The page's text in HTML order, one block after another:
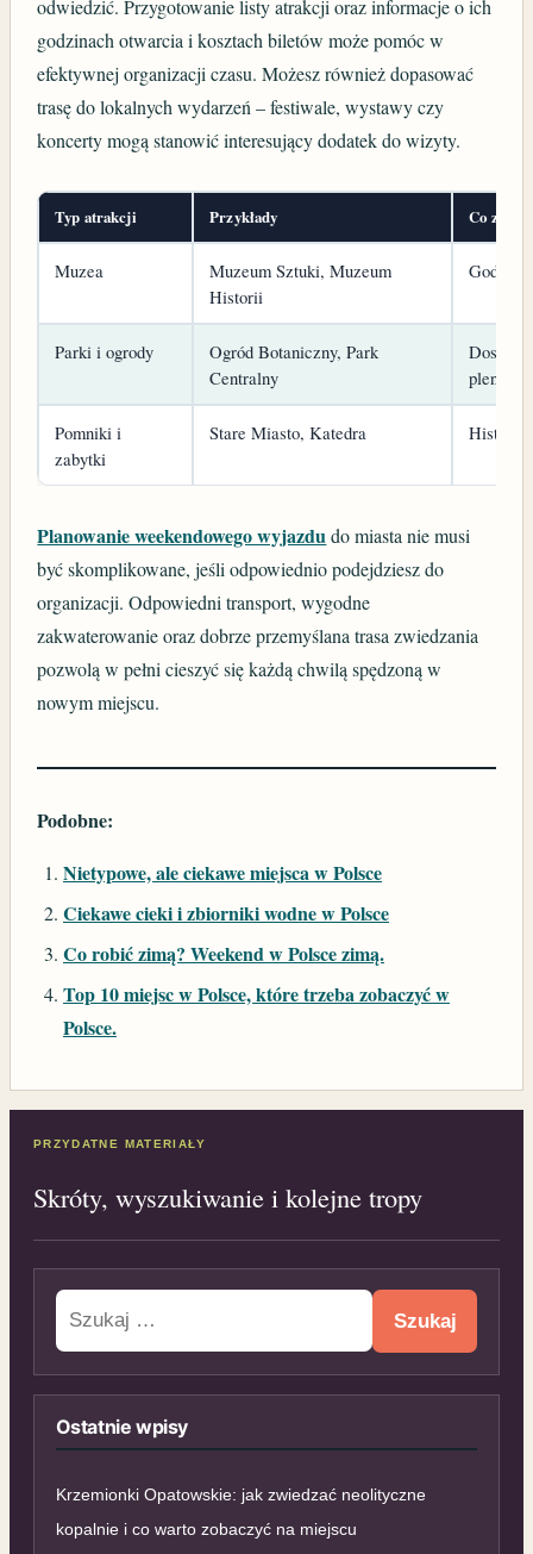
odwiedzić. Przygotowanie listy atrakcji oraz informacje o ich
godzinach otwarcia i kosztach biletów może pomóc w
efektywnej organizacji czasu. Możesz również dopasować
trasę do lokalnych wydarzeń – festiwale, wystawy czy
koncerty mogą stanowić interesujący dodatek do wizyty.
Typ atrakcji Przykłady Co
Muzea
Muzeum Sztuki, Muzeum
Historii
Parki i ogrody
Ogród Botaniczny, Park
Centralny
Pomniki i
zabytki
Stare Miasto, Katedra
Planowanie weekendowego wyjazdudo miasta nie musi
być skomplikowane, jeśli odpowiednio podejdziesz do
organizacji. Odpowiedni transport, wygodne
zakwaterowanie oraz dobrze przemyślana trasa zwiedzania
pozwolą w pełni cieszyć się każdą chwilą spędzoną w
nowym miejscu.
Podobne:
Nietypowe, ale ciekawe miejsca w Polsce
Ciekawe cieki i zbiorniki wodne w Polsce
Co robić zimą? Weekend w Polsce zimą.
Top 10 miejsc w Polsce, które trzeba zobaczyć w
Polsce.
PRZYDATNE MATERIAŁY
Skróty, wyszukiwanie i kolejne tropy
Ostatnie wpisy
Krzemionki Opatowskie: jak zwiedzać neolityczne
kopalnie i co warto zobaczyć na miejscu